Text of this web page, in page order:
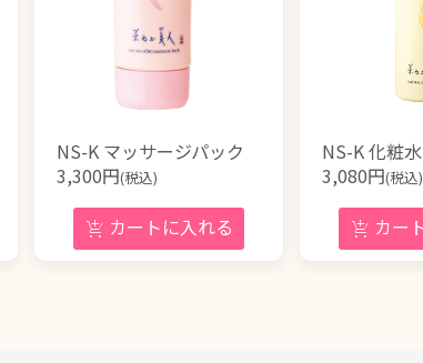
NS-K マッサージパック
3,300円(税込)
NS-K 化粧水
3,080円(税込)